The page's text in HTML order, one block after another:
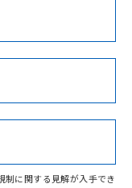
Cr(VI)
制に関する見解が入手でき